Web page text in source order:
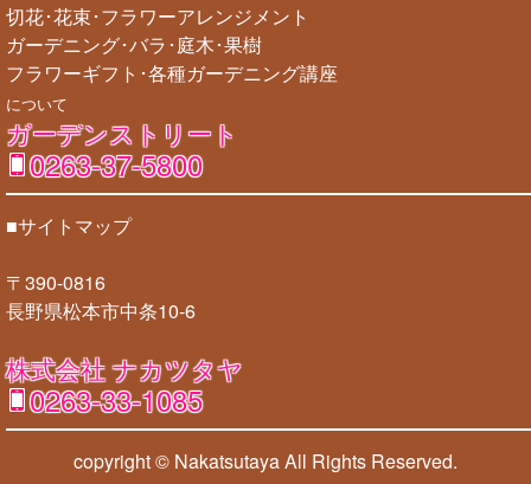
切花･花束･フラワーアレンジメント
ガーデニング･バラ･庭木･果樹
フラワーギフト･各種ガーデニング講座
について
ガーデンストリート
0263-37-5800
■サイトマップ
〒390-0816
長野県松本市中条10-6
株式会社 ナカツタヤ
0263-33-1085
copyright © NakatsutayaAll Rights Reserved.